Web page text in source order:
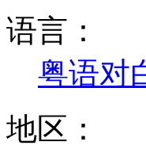
语言：
粤语对
地区：